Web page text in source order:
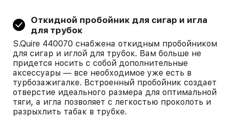
Откидной пробойник для сигар и игла
для трубок
S.Quire 440070 снабжена откидным пробойником
для сигар и иглой для трубок. Вам больше не
придется носить с собой дополнительные
аксессуары — все необходимое уже есть в
турбозажигалке. Встроенный пробойник создает
отверстие идеального размера для оптимальной
тяги, а игла позволяет с легкостью проколоть и
разрыхлить табак в трубке.